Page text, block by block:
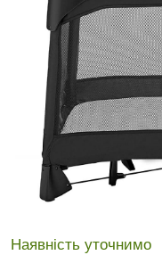
Наявність уточнимо